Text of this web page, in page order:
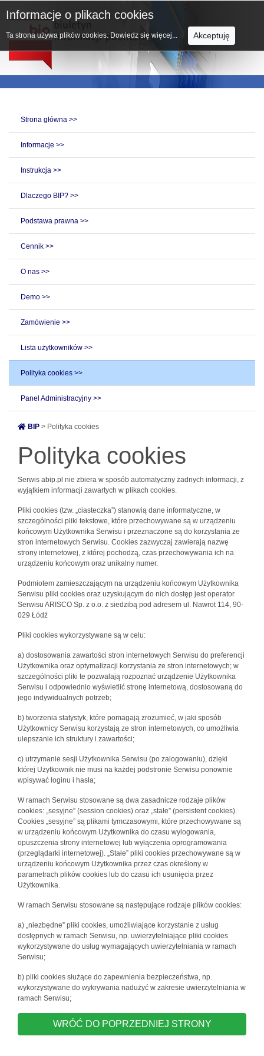
Strona główna >>
Informacje >>
Instrukcja >>
Dlaczego BIP? >>
Podstawa prawna >>
Cennik >>
O nas >>
Demo >>
Zamówienie >>
Lista użytkowników >>
Polityka cookies >>
Panel Administracyjny >>
BIP > Polityka cookies
Polityka cookies
Serwis abip.pl nie zbiera w sposób automatyczny żadnych informacji, z
wyjątkiem informacji zawartych w plikach cookies.
Pliki cookies (tzw. „ciasteczka”) stanowią dane informatyczne, w
szczególności pliki tekstowe, które przechowywane są w urządzeniu
końcowym Użytkownika Serwisu i przeznaczone są do korzystania ze
stron internetowych Serwisu. Cookies zazwyczaj zawierają nazwę
strony internetowej, z której pochodzą, czas przechowywania ich na
urządzeniu końcowym oraz unikalny numer.
Podmiotem zamieszczającym na urządzeniu końcowym Użytkownika
Serwisu pliki cookies oraz uzyskującym do nich dostęp jest operator
Serwisu ARISCO Sp. z o.o. z siedzibą pod adresem ul. Nawrot 114, 90-
029 Łódź
Pliki cookies wykorzystywane są w celu:
a) dostosowania zawartości stron internetowych Serwisu do preferencji
Użytkownika oraz optymalizacji korzystania ze stron internetowych; w
szczególności pliki te pozwalają rozpoznać urządzenie Użytkownika
Serwisu i odpowiednio wyświetlić stronę internetową, dostosowaną do
jego indywidualnych potrzeb;
b) tworzenia statystyk, które pomagają zrozumieć, w jaki sposób
Użytkownicy Serwisu korzystają ze stron internetowych, co umożliwia
ulepszanie ich struktury i zawartości;
c) utrzymanie sesji Użytkownika Serwisu (po zalogowaniu), dzięki
której Użytkownik nie musi na każdej podstronie Serwisu ponownie
wpisywać loginu i hasła;
W ramach Serwisu stosowane są dwa zasadnicze rodzaje plików
cookies: „sesyjne” (session cookies) oraz „stałe” (persistent cookies).
Cookies „sesyjne” są plikami tymczasowymi, które przechowywane są
w urządzeniu końcowym Użytkownika do czasu wylogowania,
opuszczenia strony internetowej lub wyłączenia oprogramowania
(przeglądarki internetowej). „Stałe” pliki cookies przechowywane są w
urządzeniu końcowym Użytkownika przez czas określony w
parametrach plików cookies lub do czasu ich usunięcia przez
Użytkownika.
W ramach Serwisu stosowane są następujące rodzaje plików cookies:
a) „niezbędne” pliki cookies, umożliwiające korzystanie z usług
dostępnych w ramach Serwisu, np. uwierzytelniające pliki cookies
wykorzystywane do usług wymagających uwierzytelniania w ramach
Serwisu;
b) pliki cookies służące do zapewnienia bezpieczeństwa, np.
wykorzystywane do wykrywania nadużyć w zakresie uwierzytelniania w
ramach Serwisu;
WRÓĆ DO POPRZEDNIEJ STRONY
Informacje o plikach cookies
Ta strona używa plików cookies. Dowiedz się więcej... Akceptuję